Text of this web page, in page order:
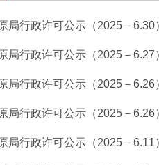
局行政许可公示（2025－6.30
局行政许可公示（2025－6.27
局行政许可公示（2025－6.26
局行政许可公示（2025－6.26
局行政许可公示（2025－6.11